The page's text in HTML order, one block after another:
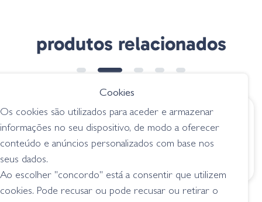
produtos relacionados
€ 7.95
AGR Baits Essência
€ 8.20
Barros Jaw Grip
BGY
Cookies
Os cookies são utilizados para aceder e armazenar
informações no seu dispositivo, de modo a oferecer
conteúdo e anúncios personalizados com base nos
seus dados.
Ao escolher "concordo" está a consentir que utilizem
cookies. Pode recusar ou pode recusar ou retirar o